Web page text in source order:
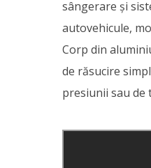
sângerare și
autovehicule,
Corp din
de răsucire
presiunii sau de